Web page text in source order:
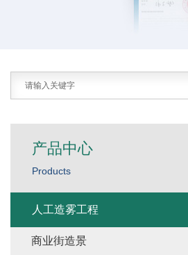
产品中心
Products
人工造雾工程
商业街造景